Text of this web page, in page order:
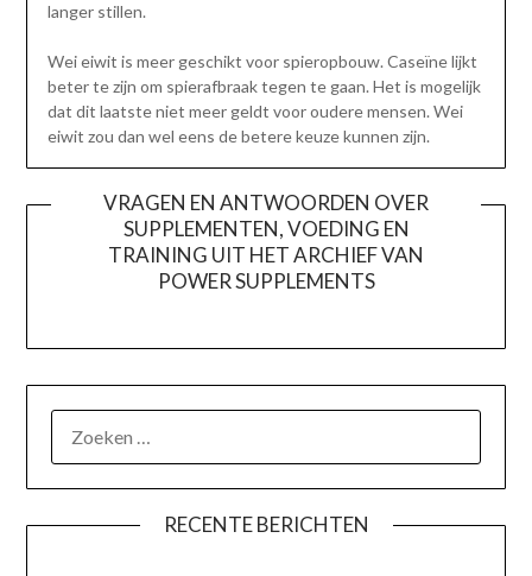
langer stillen.
Wei eiwit is meer geschikt voor spieropbouw. Caseïne lijkt
beter te zijn om spierafbraak tegen te gaan. Het is mogelijk
dat dit laatste niet meer geldt voor oudere mensen. Wei
eiwit zou dan wel eens de betere keuze kunnen zijn.
VRAGEN EN ANTWOORDEN OVER
SUPPLEMENTEN, VOEDING EN
TRAINING UIT HET ARCHIEF VAN
POWER SUPPLEMENTS
NAAR:
RECENTE BERICHTEN